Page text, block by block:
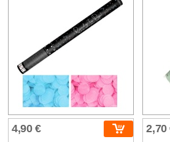
4,90 € 2,70